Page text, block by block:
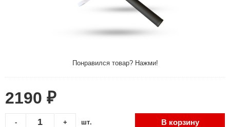
Понравился товар? Нажми!
2190 ₽
+
- шт. В корзину